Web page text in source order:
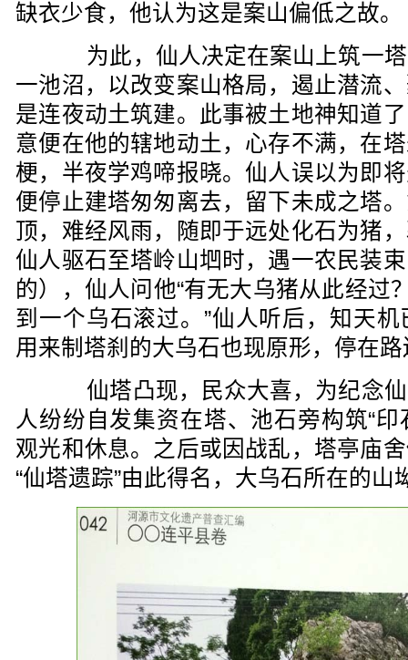
缺衣少食，他认为这是案山偏低之故。
为此，仙人决定在案山上筑一塔
一池沼，以改变案山格局，遏止潜流
是连夜动土筑建。此事被土地神知道
意便在他的辖地动土，心存不满，在
梗，半夜学鸡啼报晓。仙人误以为即
便停止建塔匆匆离去，留下未成之塔
顶，难经风雨，随即于远处化石为猪
仙人驱石至塔岭山垇时，遇一农民装
的），仙人问他“有无大乌猪从此经过
到一个乌石滚过。”仙人听后，知天
用来制塔刹的大乌石也现原形，停在
仙塔凸现，民众大喜，为纪念仙
人纷纷自发集资在塔、池石旁构筑“印
观光和休息。之后或因战乱，塔亭庙
“仙塔遗踪”由此得名，大乌石所在的山